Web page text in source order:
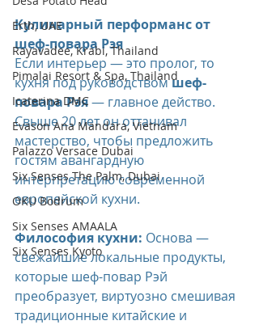
Erth, UAE
Rayavadee, Krabi, Thailand
Pimalai Resort & Spa, Thailand
Icaterina DMC
Evason Ana Mandara, Vietnam
Palazzo Versace Dubai
Six Senses The Palm, Dubai
OKU Bodrum
Six Senses AMAALA
Six Senses Kyoto
Кулинарный перформанс от
шеф-повара Рэя
Если интерьер — это пролог, то
кухня под руководством шеф-
повара Рэя — главное действо.
Свыше 20 лет он оттачивал
мастерство, чтобы предложить
гостям авангардную
интерпретацию современной
европейской кухни.
Философия кухни: Основа —
свежайшие локальные продукты,
которые шеф-повар Рэй
преобразует, виртуозно смешивая
традиционные китайские и